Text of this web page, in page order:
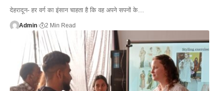
देहरादून- हर वर्ग का इंसान चाहता है कि वह अपने सपनों के…
Admin 2 Min Read